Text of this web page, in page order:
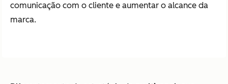
comunicação com o cliente e aumentar o alcance da
marca.